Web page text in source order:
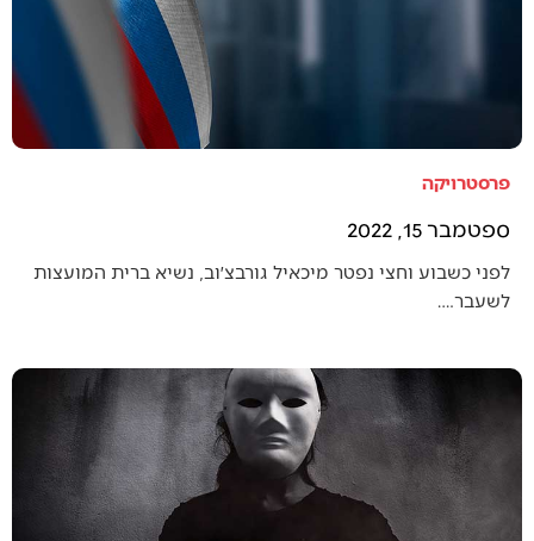
פרסטרויקה
ספטמבר 15, 2022
לפני כשבוע וחצי נפטר מיכאיל גורבצ׳וב, נשיא ברית המועצות
לשעבר.…